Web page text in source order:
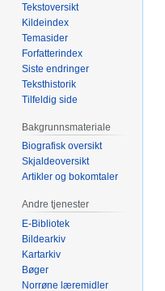
Tekstoversikt
Kildeindex
Temasider
Forfatterindex
Siste endringer
Teksthistorik
Tilfeldig side
Bakgrunnsmateriale
Biografisk oversikt
Skjaldeoversikt
Artikler og bokomtaler
Andre tjenester
E-Bibliotek
Bildearkiv
Kartarkiv
Bøger
Norrøne læremidler